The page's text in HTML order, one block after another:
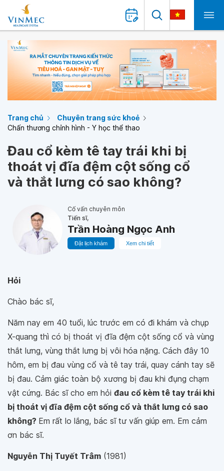
Trang chủ
Chuyên trang sức khoẻ
Chấn thương chỉnh hình - Y học thể thao
Đau cổ kèm tê tay trái khi bị
thoát vị đĩa đệm cột sống cổ
và thắt lưng có sao không?
Cố vấn chuyên môn
Tiến sĩ,
Trần Hoàng Ngọc Anh
Đặt lịch khám Xem chi tiết
Hỏi
Chào bác sĩ,
Năm nay em 40 tuổi, lúc trước em có đi khám và chụp
X-quang thì có bị thoát vị đĩa đệm cột sống cổ và vùng
thắt lưng, vùng thắt lưng bị vôi hóa nặng. Cách đây 10
hôm, em bị đau vùng cổ và tê tay trái, quay cánh tay sẽ
bị đau. Cảm giác toàn bộ xương bị đau khi đụng chạm
vật cứng. Bác sĩ cho em hỏi đau cổ kèm tê tay trái khi
bị thoát vị đĩa đệm cột sống cổ và thắt lưng có sao
không? Em rất lo lắng, bác sĩ tư vấn giúp em. Em cảm
ơn bác sĩ.
Nguyễn Thị Tuyết Trâm (1981)